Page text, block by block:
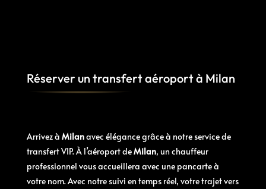
Réserver un transfert aéroport à Milan
Arrivez à Milanavec élégance grâce à notre service de
transfert VIP. À l’aéroport deMilan, un chauffeur
professionnel vous accueillera avec une pancarte à
votre nom. Avec notre suivi en temps réel, votre trajet vers